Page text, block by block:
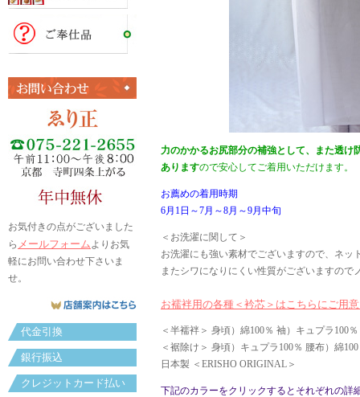
お気付きの点がございました
ら メールフォームよりお気
軽にお問い合わせ下さいま
せ。
代金引換
銀行振込
クレジットカード払い
力のかかるお尻部分の補強として、また透
ありますので安心してご着用いただけます。
お薦めの着用時期
6月1日～7月～8月～9月中旬
＜お洗濯に関して＞
お洗濯にも強い素材でございますので、ネッ
またシワになりにくい性質がございますので
お襦袢用の各種＜衿芯＞はこちらにご用
＜半襦袢＞ 身頃）綿100％ 袖）キュプラ100
＜裾除け＞ 身頃）キュプラ100％ 腰布）綿
日本製 ＜ERISHO ORIGINAL＞
下記のカラーをクリックするとそれぞれの詳